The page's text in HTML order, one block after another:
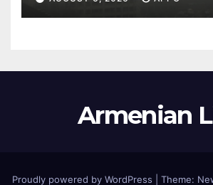
Armenian
Proudly powered by WordPress Theme: